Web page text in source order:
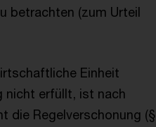
betrachten (zum Urteil
Einheit
nicht erfüllt, ist nach
die Regelverschonung (§